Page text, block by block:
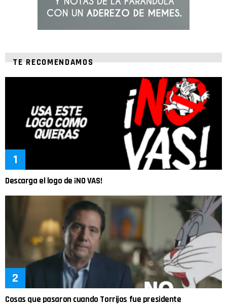
TE RECOMENDAMOS
Descarga el logo de ¡NO VAS!
Cosas que pasaron cuando Torrijos fue presidente